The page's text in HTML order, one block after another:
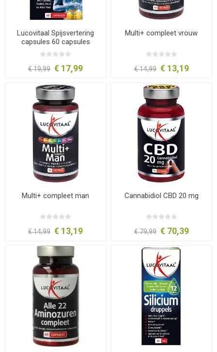
Lucovitaal Spijsvertering
capsules 60 capsules
€ 19,99 € 17,99
Multi+ compleet vrouw
€ 14,99 € 13,19
Multi+ compleet man
€ 14,99 € 13,19
Cannabidiol CBD 20 mg
€ 79,99 € 70,39